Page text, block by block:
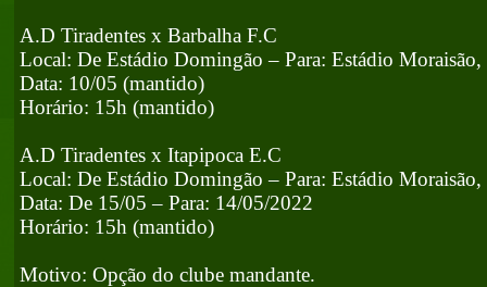
A.D Tiradentes x Barbalha F.C
Local: De Estádio Domingão – Para: Estádio Moraisão,
Data: 10/05 (mantido)
Horário: 15h (mantido)
A.D Tiradentes x Itapipoca E.C
Local: De Estádio Domingão – Para: Estádio Moraisão,
Data: De 15/05 – Para: 14/05/2022
Horário: 15h (mantido)
Motivo: Opção do clube mandante.